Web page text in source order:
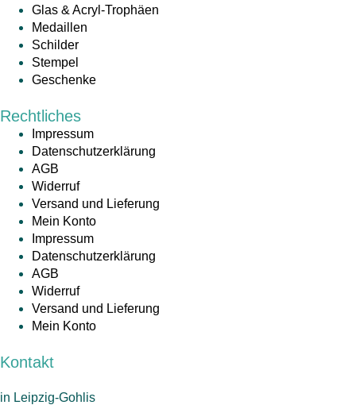
Glas & Acryl-Trophäen
Medaillen
Schilder
Stempel
Geschenke
Rechtliches
Impressum
Datenschutzerklärung
AGB
Widerruf
Versand und Lieferung
Mein Konto
Impressum
Datenschutzerklärung
AGB
Widerruf
Versand und Lieferung
Mein Konto
Kontakt
in Leipzig-Gohlis